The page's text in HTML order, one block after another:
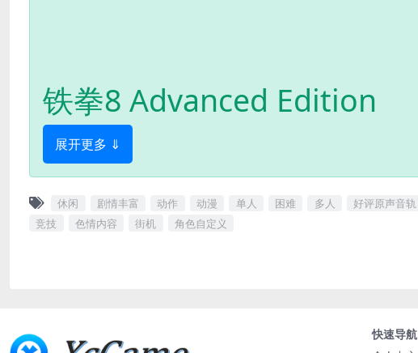
铁拳8 Advanced Edition
展开更多 ⇓
休闲 剧情丰富 动作 动漫 单人 困难 多人 好评原声音轨
竞技
色情内容 街机 角色自定义
快速导航